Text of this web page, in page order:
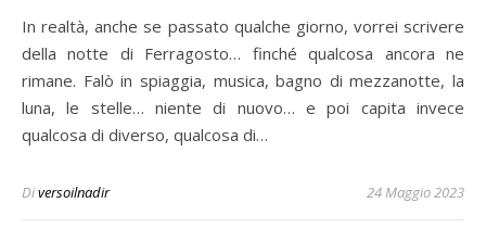
In realtà, anche se passato qualche giorno, vorrei scrivere
della notte di Ferragosto… finché qualcosa ancora ne
rimane. Falò in spiaggia, musica, bagno di mezzanotte, la
luna, le stelle… niente di nuovo… e poi capita invece
qualcosa di diverso, qualcosa di…
Diversoilnadir 24 Maggio 2023